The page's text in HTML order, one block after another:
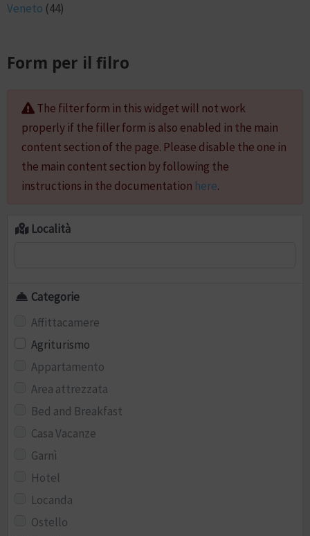
Veneto (44)
Form per il filro
The filter form in this widget will not work
properly if the filler form is also enabled in the main
content section of the page. Please disable the one in
the main content section by following the
instructions in the documentation here.
Località
Categorie
Affittacamere
Agriturismo
Appartamento
Area attrezzata
Bed and Breakfast
Casa Vacanze
Garnì
Hotel
Locanda
Ostello